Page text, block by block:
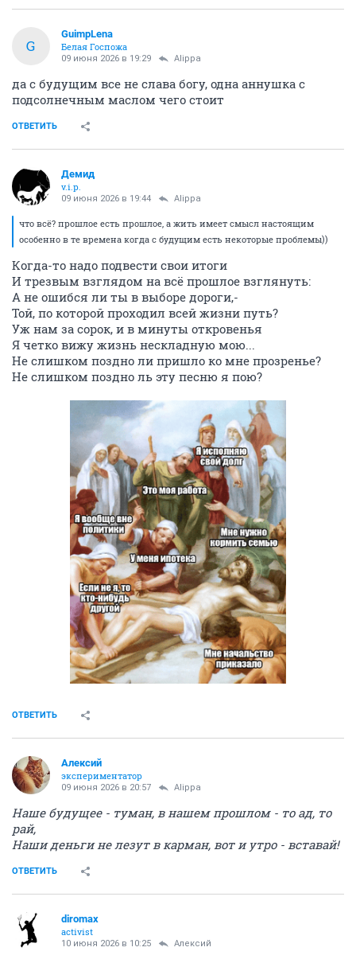
G
GuimpLena
Белая Госпожа
09 июня 2026 в 19:29 Alippa
да с будущим все не слава богу, одна аннушка с
подсолнечным маслом чего стоит
ОТВЕТИТЬ
Демид
v.i.p.
09 июня 2026 в 19:44 Alippa
что всё? прошлое есть прошлое, а жить имеет смысл настоящим
особенно в те времена когда с будущим есть некоторые проблемы))
Когда-то надо подвести свои итоги
И трезвым взглядом на всё прошлое взглянуть:
А не ошибся ли ты в выборе дороги,-
Той, по которой проходил всей жизни путь?
Уж нам за сорок, и в минуты откровенья
Я четко вижу жизнь нескладную мою...
Не слишком поздно ли пришло ко мне прозренье?
Не слишком поздно ль эту песню я пою?
ОТВЕТИТЬ
Алексий
экспериментатор
09 июня 2026 в 20:57 Alippa
Наше будущее - туман, в нашем прошлом - то ад, то
рай,
Наши деньги не лезут в карман, вот и утро - вставай!
ОТВЕТИТЬ
diromax
activist
10 июня 2026 в 10:25 Алексий